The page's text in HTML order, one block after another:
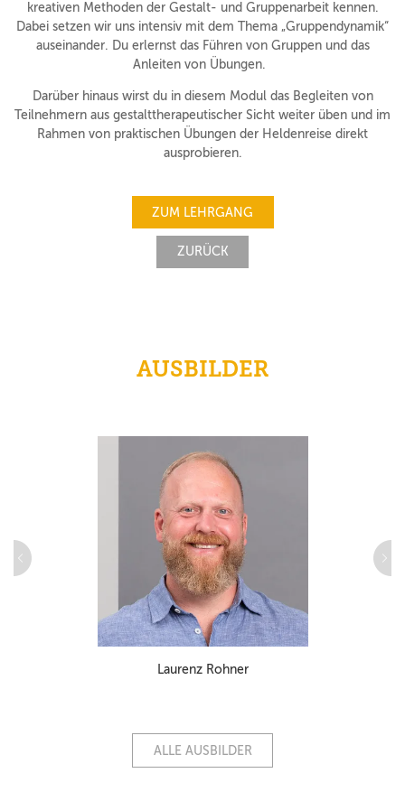
kreativen Methoden der Gestalt- und Gruppenarbeit kennen.
Dabei setzen wir uns intensiv mit dem Thema „Gruppendynamik“
auseinander. Du erlernst das Führen von Gruppen und das
Anleiten von Übungen.
Darüber hinaus wirst du in diesem Modul das Begleiten von
Teilnehmern aus gestalttherapeutischer Sicht weiter üben und im
Rahmen von praktischen Übungen der Heldenreise direkt
ausprobieren.
ZUM LEHRGANG
ZURÜCK
AUSBILDER
Laurenz Rohner
ALLE AUSBILDER